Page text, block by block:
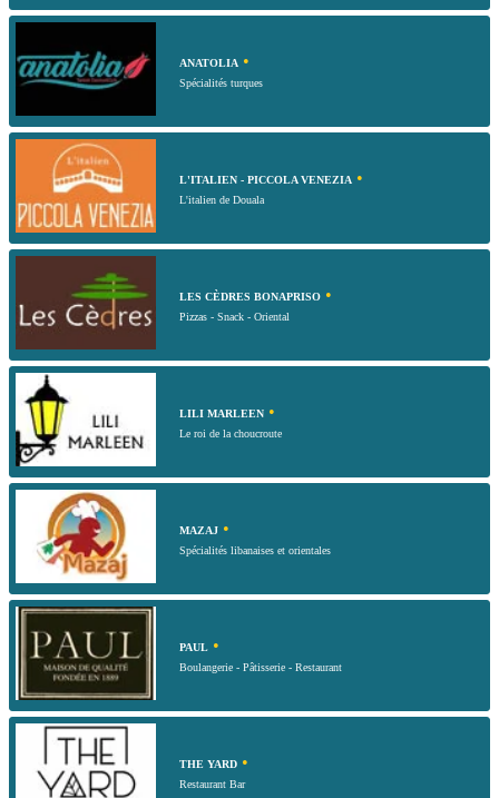
ANATOLIA •
Spécialités turques
L'ITALIEN - PICCOLA VENEZIA •
L'italien de Douala
LES CÈDRES BONAPRISO •
Pizzas - Snack - Oriental
LILI MARLEEN •
Le roi de la choucroute
MAZAJ •
Spécialités libanaises et orientales
PAUL •
Boulangerie - Pâtisserie - Restaurant
THE YARD •
Restaurant Bar